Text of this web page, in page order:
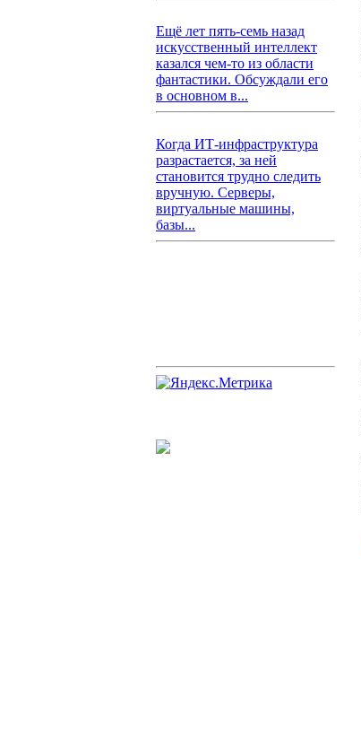
Ещё лет пять-семь назад
искусственный интеллект
казался чем-то из области
фантастики. Обсуждали его
в основном в...
Когда ИТ-инфраструктура
разрастается, за ней
становится трудно следить
вручную. Серверы,
виртуальные машины,
базы...